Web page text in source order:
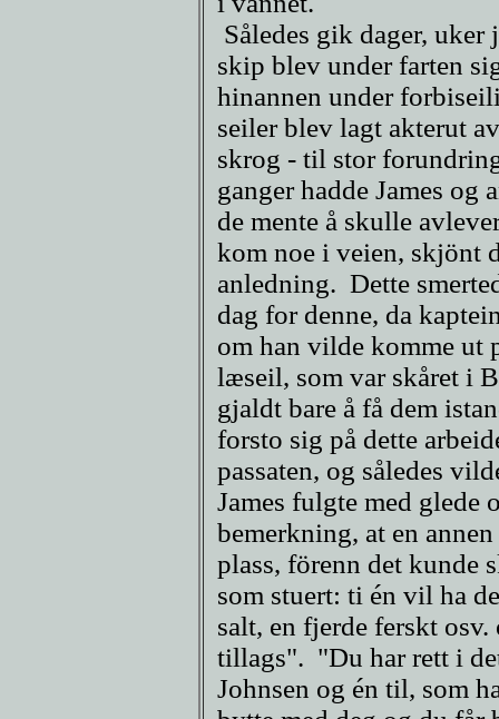
Således gik dager, uker
skip blev under farten
hinannen under
seiler blev lagt akterut
skrog - til stor
ganger hadde James
de mente å skulle
kom noe i veien, skjönt
anledning. Dette
dag for denne, da
om han vilde komme ut
læseil, som var skåret i
gjaldt bare å få dem
forsto sig på dette
passaten, og således
James fulgte med glede
bemerkning, at en
plass, förenn det kunde
som stuert: ti én vil ha
salt, en fjerde ferskt
tillags". "Du har rett i
Johnsen og én til, som